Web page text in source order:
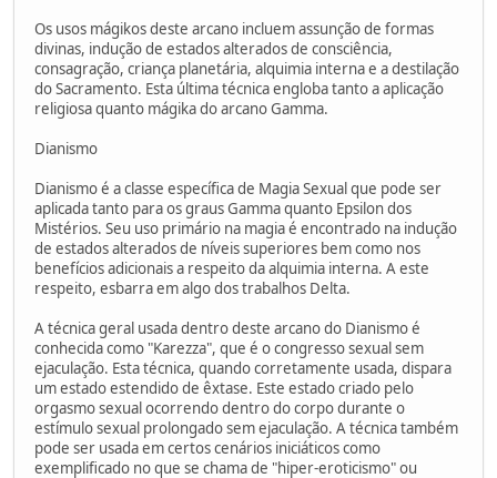
Os usos mágikos deste arcano incluem assunção de formas
divinas, indução de estados alterados de consciência,
consagração, criança planetária, alquimia interna e a destilação
do Sacramento. Esta última técnica engloba tanto a aplicação
religiosa quanto mágika do arcano Gamma.
Dianismo
Dianismo é a classe específica de Magia Sexual que pode ser
aplicada tanto para os graus Gamma quanto Epsilon dos
Mistérios. Seu uso primário na magia é encontrado na indução
de estados alterados de níveis superiores bem como nos
benefícios adicionais a respeito da alquimia interna. A este
respeito, esbarra em algo dos trabalhos Delta.
A técnica geral usada dentro deste arcano do Dianismo é
conhecida como "Karezza", que é o congresso sexual sem
ejaculação. Esta técnica, quando corretamente usada, dispara
um estado estendido de êxtase. Este estado criado pelo
orgasmo sexual ocorrendo dentro do corpo durante o
estímulo sexual prolongado sem ejaculação. A técnica também
pode ser usada em certos cenários iniciáticos como
exemplificado no que se chama de "hiper-eroticismo" ou